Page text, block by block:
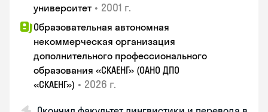
университет • 2001 г.
Образовательная автономная
некоммерческая организация
дополнительного профессионального
образования «СКАЕНГ» (ОАНО ДПО
«СКАЕНГ») • 2026 г.